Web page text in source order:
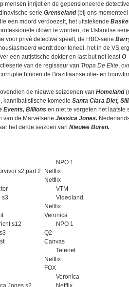
mensen inrijdt en de gepensioneerde
serie Grenseland(bij ons momenteel
een moord verdoezelt, het uitstekende
clown te worden, de IJslandse
voor privé detective speelt, de HBO-serie
wordt door toneel, het in de VS erg
een autistische dokter en last but not leastO
van de regisseur van Tropa De Elite,
binnen de Braziliaanse olie- en
de nieuwe seizoenen van Homeland
kannibalistische komedie Santa Clara Diet,
Events, Billions en niet te vergeten het laatste
van de Marvelserie Jessica Jones.
het derde seizoen van Nieuwe Buren.
NPO 1
s2 part 2
Netflix
Netflix
VTM
s3
Videoland
Netlfix
Veronica
s12
NPO 1
Q2
Canvas
Telenet
Netflix
FOX
Veronica
Jones s2 Netflix